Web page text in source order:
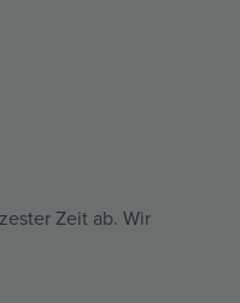
Zeit ab. Wir